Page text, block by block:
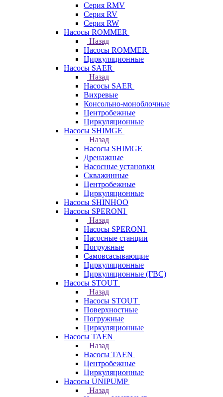
Серия RMV
Серия RV
Серия RW
Насосы ROMMER
Назад
Насосы ROMMER
Циркуляционные
Насосы SAER
Назад
Насосы SAER
Вихревые
Консольно-моноблочные
Центробежные
Циркуляционные
Насосы SHIMGE
Назад
Насосы SHIMGE
Дренажные
Насосные установки
Скважинные
Центробежные
Циркуляционные
Насосы SHINHOO
Насосы SPERONI
Назад
Насосы SPERONI
Насосные станции
Погружные
Самовсасывающие
Циркуляционные
Циркуляционные (ГВС)
Насосы STOUT
Назад
Насосы STOUT
Поверхностные
Погружные
Циркуляционные
Насосы TAEN
Назад
Насосы TAEN
Центробежные
Циркуляционные
Насосы UNIPUMP
Назад